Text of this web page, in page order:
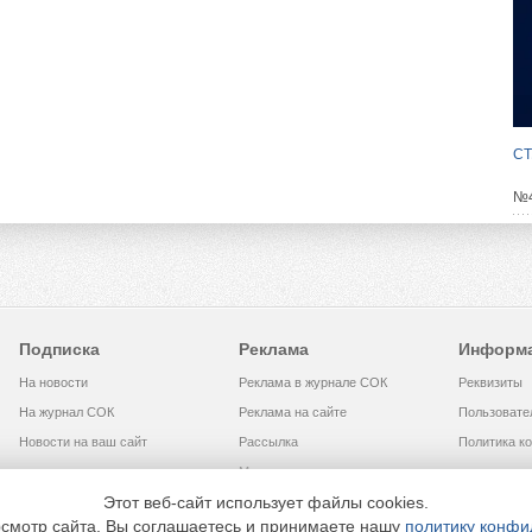
Подписка
На новости
На журнал СОК
Новости на ваш сайт
Реклама
Реклама в журнале СОК
Реклама на сайте
Рассылка
Медиакит
Реквизиты
Политика
Этот веб-сайт использует файлы cookies.
сайта, Вы соглашаетесь и принимаете нашу политику